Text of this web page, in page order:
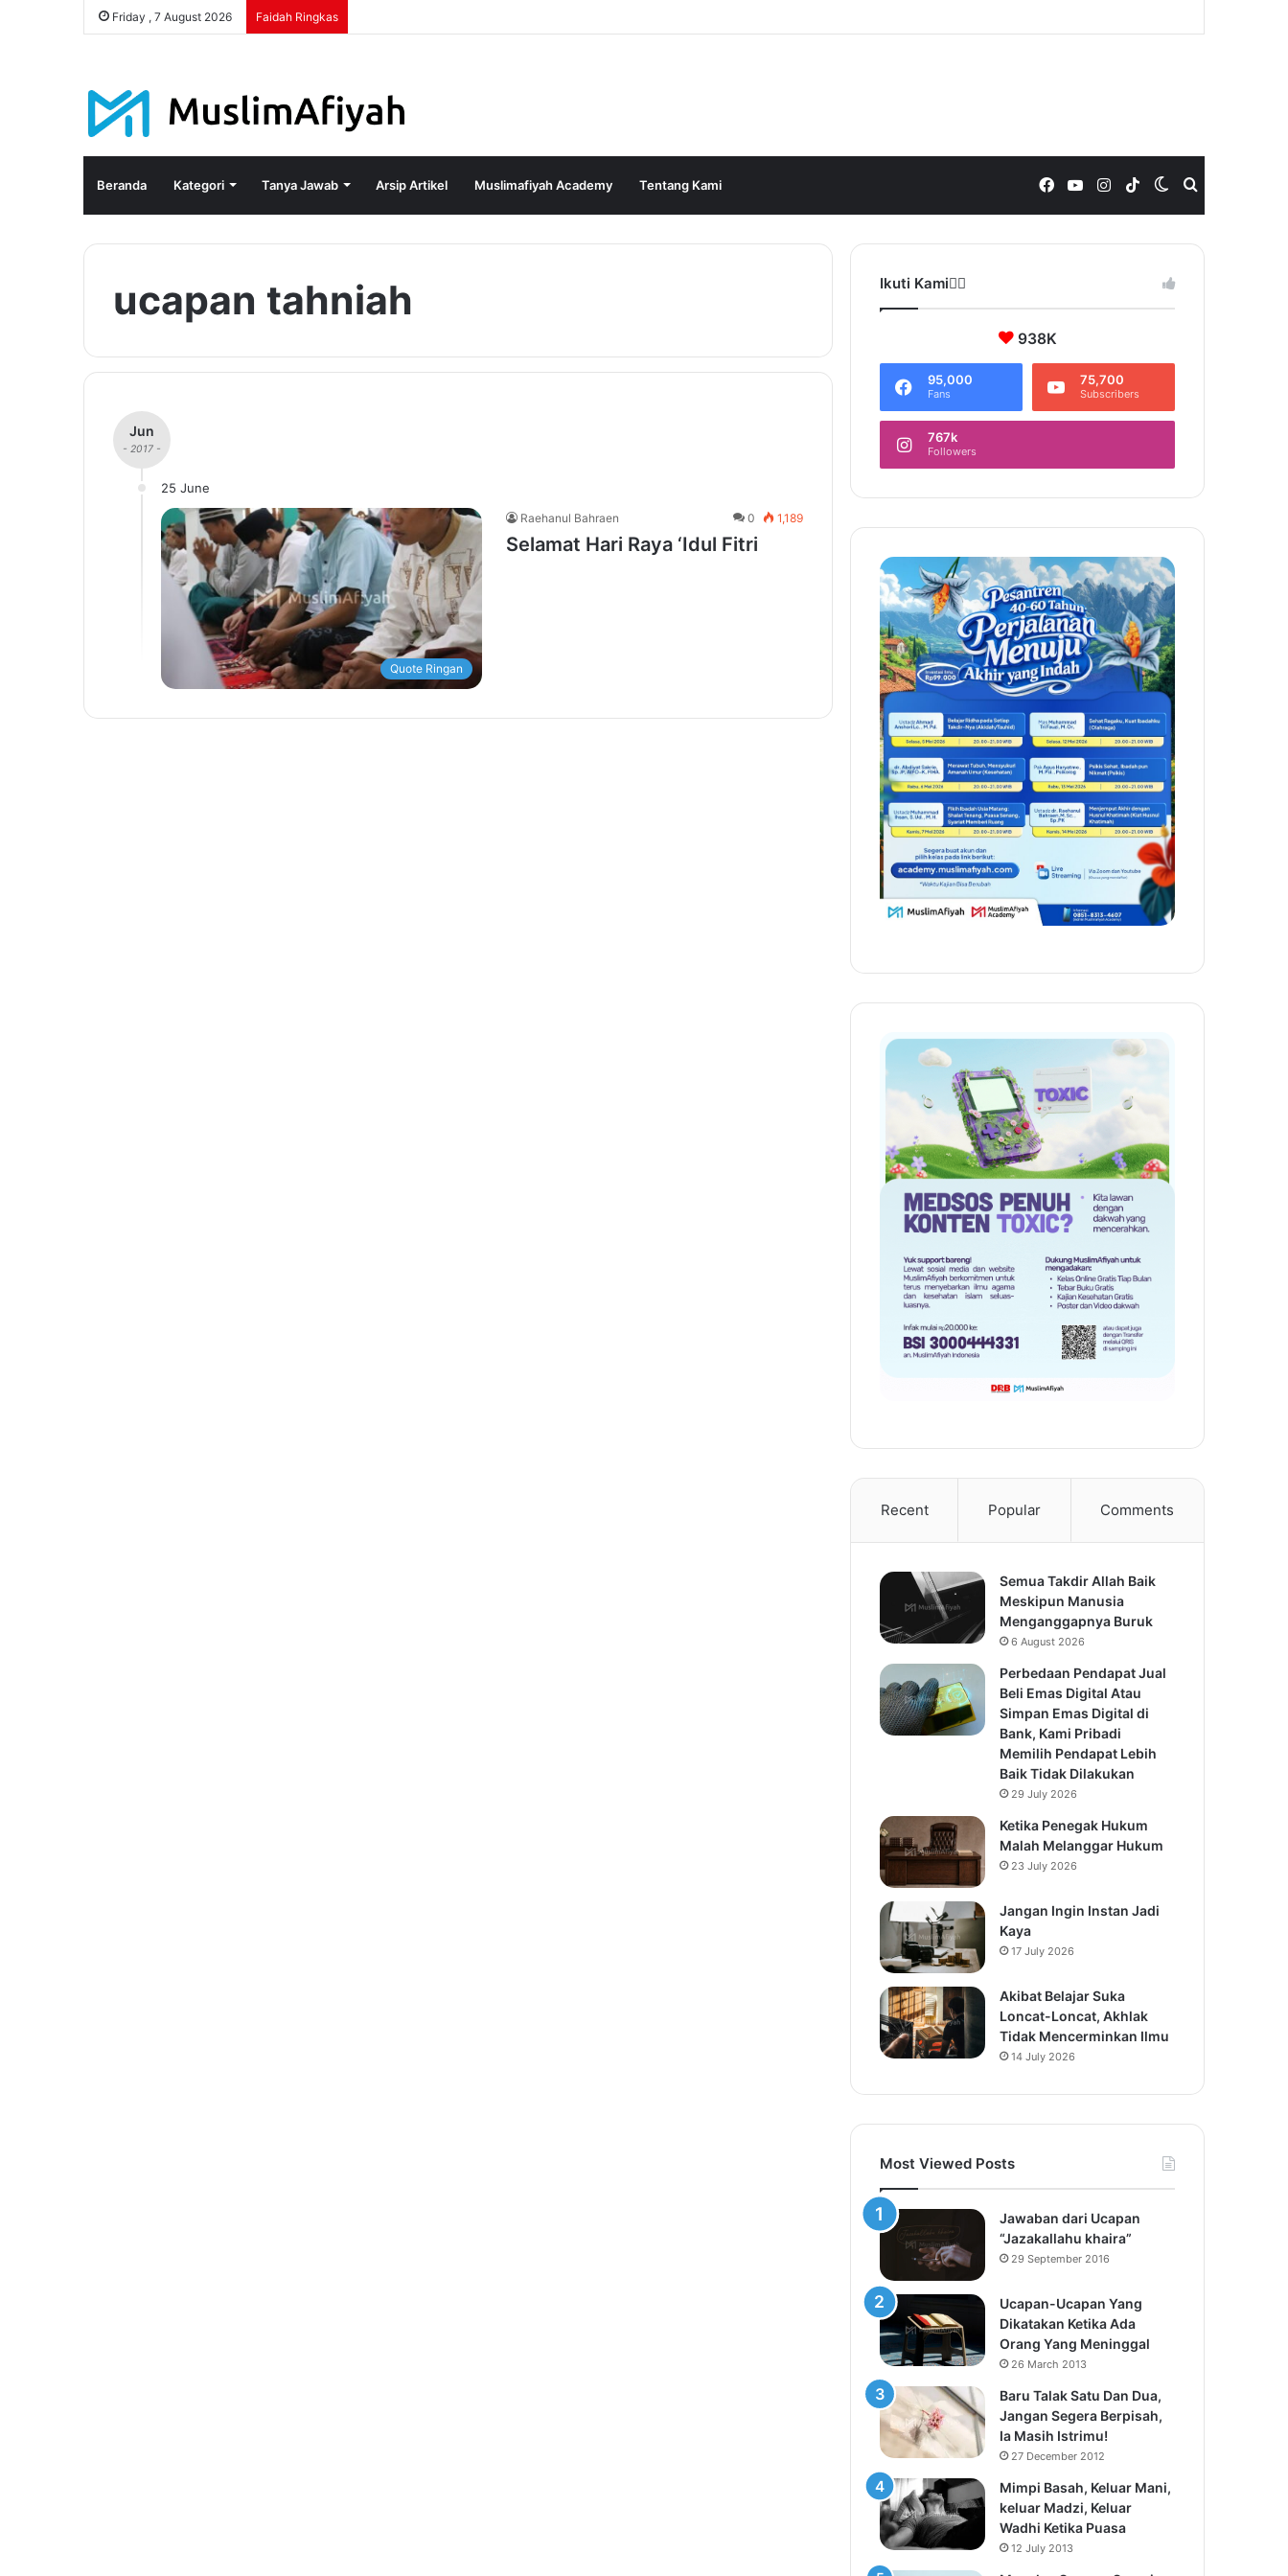
Friday , 7 August 2026 Faidah Ringkas
Beranda Kategori Tanya Jawab Arsip Artikel Muslimafiyah Academy Tentang Kami Switch
skin
TikTok
Instagram
YouTube
Facebook
ucapan tahniah
Jun
- 2017 -
25 June
Quote Ringan
Raehanul Bahraen 0 1,189
Selamat Hari Raya ‘Idul Fitri
Ikuti Kami❤️‍🔥
938K
95,000
Fans
75,700
Subscribers
767k
Followers
Recent Popular Comments
Semua Takdir Allah Baik
Meskipun Manusia
Menganggapnya Buruk
6 August 2026
Perbedaan Pendapat Jual
Beli Emas Digital Atau
Simpan Emas Digital di
Bank, Kami Pribadi
Memilih Pendapat Lebih
Baik Tidak Dilakukan
29 July 2026
Ketika Penegak Hukum
Malah Melanggar Hukum
23 July 2026
Jangan Ingin Instan Jadi
Kaya
17 July 2026
Akibat Belajar Suka
Loncat-Loncat, Akhlak
Tidak Mencerminkan Ilmu
14 July 2026
Most Viewed Posts
Jawaban dari Ucapan
“Jazakallahu khaira”
29 September 2016
Ucapan-Ucapan Yang
Dikatakan Ketika Ada
Orang Yang Meninggal
26 March 2013
Baru Talak Satu Dan Dua,
Jangan Segera Berpisah,
Ia Masih Istrimu!
27 December 2012
Mimpi Basah, Keluar Mani,
keluar Madzi, Keluar
Wadhi Ketika Puasa
12 July 2013